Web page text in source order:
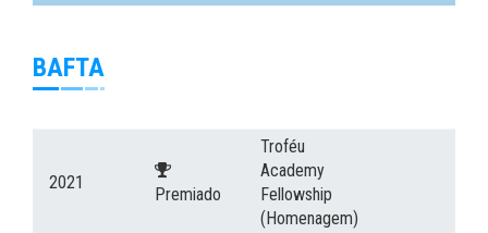
BAFTA
2021
Premiado
Troféu
Academy
Fellowship
(Homenagem)